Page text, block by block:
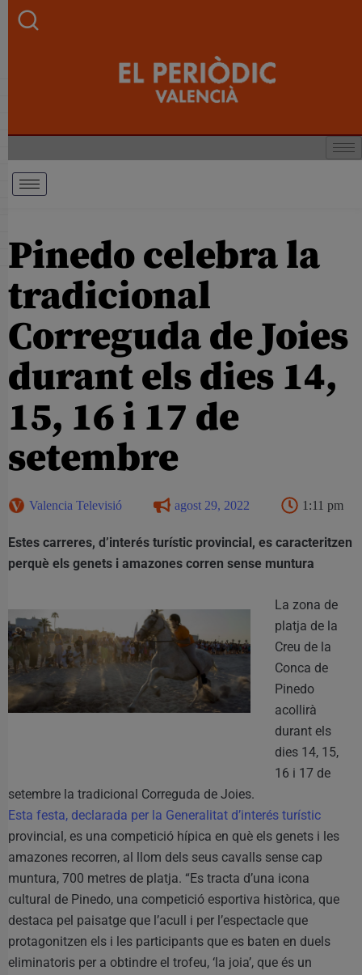
Pinedo celebra la
tradicional
Correguda de Joies
durant els dies 14,
15, 16 i 17 de
setembre
Valencia Televisió agost 29, 2022 1:11 pm
Estes carreres, d’interés turístic provincial, es caracteritzen
perquè els genets i amazones corren sense muntura
La zona de
platja de la
Creu de la
Conca de
Pinedo
acollirà
durant els
dies 14, 15,
16 i 17 de
setembre la tradicional Correguda de Joies.
Esta festa, declarada per la Generalitat d’interés turístic
provincial, es una competició hípica en què els genets i les
amazones recorren, al llom dels seus cavalls sense cap
muntura, 700 metres de platja. “Es tracta d’una icona
cultural de Pinedo, una competició esportiva històrica, que
destaca pel paisatge que l’acull i per l’espectacle que
protagonitzen els i les participants que es baten en duels
eliminatoris per a obtindre el trofeu, ‘la joia’, que és un